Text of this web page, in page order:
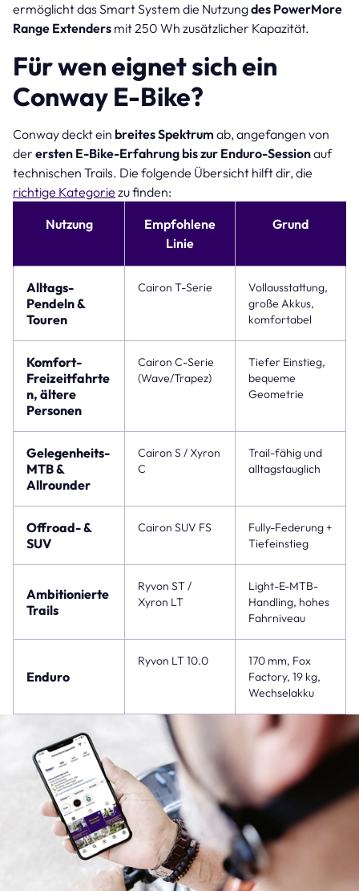
ermöglicht das Smart System die Nutzungdes PowerMore
Range Extenders mit 250 Wh zusätzlicher Kapazität.
Für wen eignet sich ein
Conway E-Bike?
Conway deckt ein breites Spektrumab, angefangen von
der ersten E-Bike-Erfahrung bis zur Enduro-Sessionauf
technischen Trails. Die folgende Übersicht hilft dir, die
richtige Kategorie zu finden:
Nutzung
Empfohlene
Linie
Grund
Alltags-
Pendeln &
Touren
Cairon T-Serie
Vollausstattung,
große Akkus,
komfortabel
Komfort-
Freizeitfahrte
n, ältere
Personen
Cairon C-Serie
(Wave/Trapez)
Tiefer Einstieg,
bequeme
Geometrie
Gelegenheits-
MTB &
Allrounder
Cairon S / Xyron
C
Trail-fähig und
alltagstauglich
Offroad- &
SUV
Cairon SUV FS
Fully-Federung +
Tiefeinstieg
Ambitionierte
Trails
Ryvon ST /
Xyron LT
Light-E-MTB-
Handling, hohes
Fahrniveau
Enduro
Ryvon LT 10.0
170 mm, Fox
Factory, 19 kg,
Wechselakku